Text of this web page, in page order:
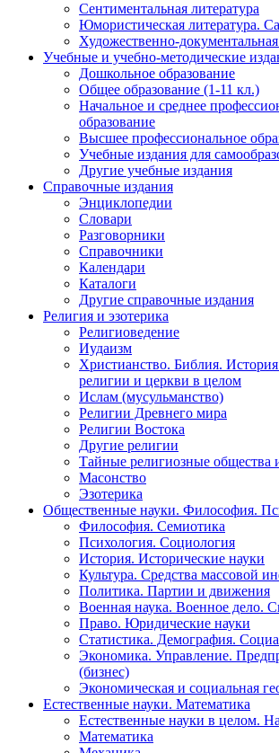
Сентиментальная литература
Юмористическая литература.
Художественно-
Учебные и учебно-методические
Дошкольное образование
Общее образование (1-11 кл.)
Начальное и среднее
образование
Высшее профессиональное
Учебные издания для
Другие учебные издания
Справочные издания
Энциклопедии
Словари
Разговорники
Справочники
Календари
Каталоги
Другие справочные издания
Религия и эзотерика
Религиоведение
Иудаизм
Христианство. Библия.
религии и церкви в целом
Ислам (мусульманство)
Религии Древнего мира
Религии Востока
Другие религии
Тайные религиозные общества
Масонство
Эзотерика
Общественные науки. Философия.
Философия. Семиотика
Психология. Социология
История. Исторические науки
Культура. Средства массовой
Политика. Партии и движения
Военная наука. Военное дело.
Право. Юридические науки
Статистика. Демография.
Экономика. Управление.
(бизнес)
Экономическая и социальная
Естественные науки. Математика
Естественные науки в целом.
Математика